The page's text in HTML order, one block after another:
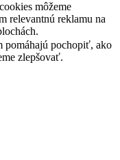
môžeme
relevantnú reklamu na
pomáhajú pochopiť, ako
zlepšovať.